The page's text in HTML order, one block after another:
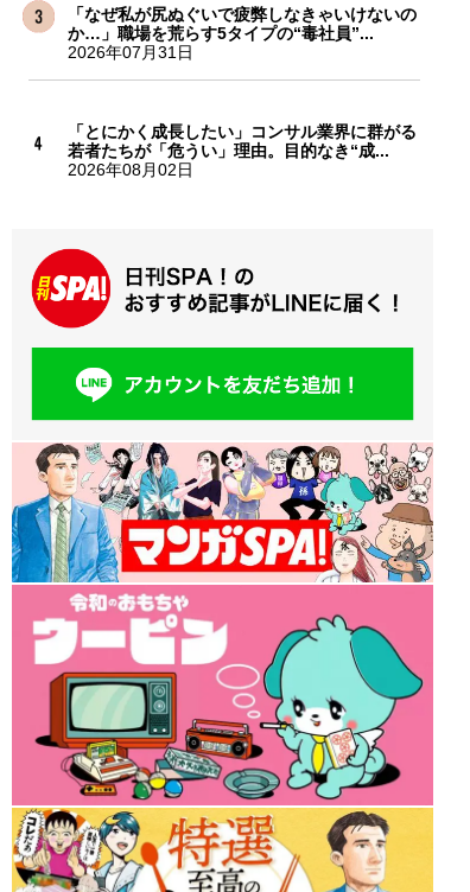
「なぜ私が尻ぬぐいで疲弊しなきゃいけないの
か…」職場を荒らす5タイプの“毒社員”...
2026年07月31日
「とにかく成長したい」コンサル業界に群がる
若者たちが「危うい」理由。目的なき“成...
2026年08月02日